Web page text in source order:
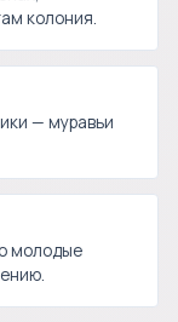
колония.
— муравьи
молодые